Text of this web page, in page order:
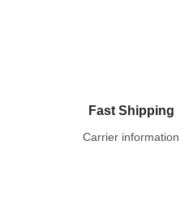
Fast Shipping
Carrier information